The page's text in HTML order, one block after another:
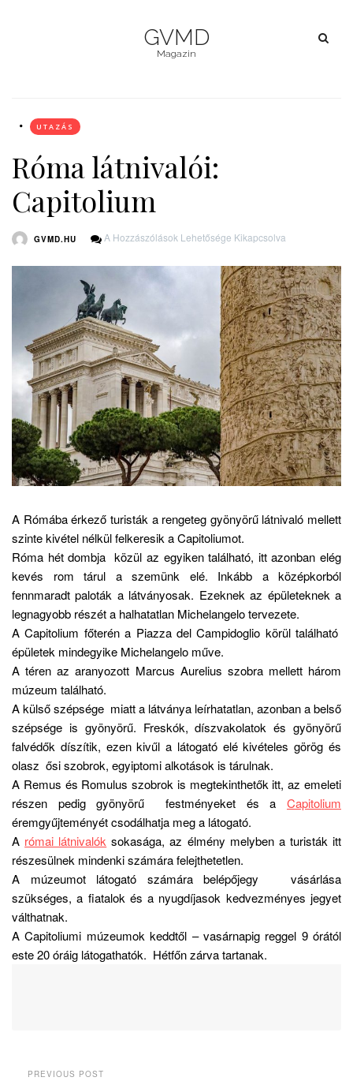
GVMD
Magazin
UTAZÁS
Róma látnivalói:
Capitolium
GVMD.HU
Róma
Capitolium
Bejegyzéshez
A Hozzászólások Lehetősége Kikapcsolva
A Rómába érkező turisták a rengeteg gyönyörű látnivaló mellett
szinte kivétel nélkül felkeresik a Capitoliumot.
Róma hét dombja közül az egyiken található, itt azonban elég
kevés rom tárul a szemünk elé. Inkább a középkorból
fennmaradt paloták a látványosak. Ezeknek az épületeknek a
legnagyobb részét a halhatatlan Michelangelo tervezete.
A Capitolium főterén a Piazza del Campidoglio körül található
épületek mindegyike Michelangelo műve.
A téren az aranyozott Marcus Aurelius szobra mellett három
múzeum található.
A külső szépsége miatt a látványa leírhatatlan, azonban a belső
szépsége is gyönyörű. Freskók, díszvakolatok és gyönyörű
falvédők díszítik, ezen kivűl a látogató elé kivételes görög és
olasz ősi szobrok, egyiptomi alkotások is tárulnak.
A Remus és Romulus szobrok is megtekinthetők itt, az emeleti
részen pedig gyönyörű festményeket és a Capitolium
éremgyűjteményét csodálhatja meg a látogató.
A római látnivalók sokasága, az élmény melyben a turisták itt
részesülnek mindenki számára felejthetetlen.
A múzeumot látogató számára belépőjegy vásárlása
szükséges, a fiatalok és a nyugdíjasok kedvezményes jegyet
válthatnak.
A Capitoliumi múzeumok keddtől – vasárnapig reggel 9 órától
este 20 óráig látogathatók. Hétfőn zárva tartanak.
PREVIOUS POST